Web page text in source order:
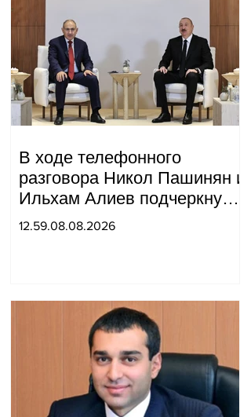
В ходе телефонного
разговора Никол Пашинян и
Ильхам Алиев подчеркнули
прогресс, достигнутый за
Арменией.
12.59.08.08.2026